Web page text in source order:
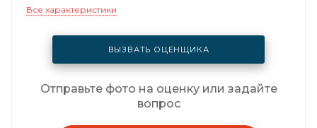
Все характеристики
ВЫЗВАТЬ ОЦЕНЩИКА
Отправьте фото на оценку или задайте
вопрос